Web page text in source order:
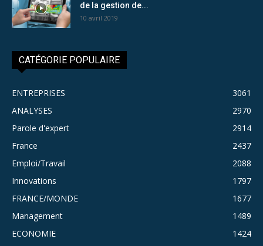
de la gestion de...
10 avril 2019
CATÉGORIE POPULAIRE
ENTREPRISES
3061
ANALYSES
2970
Parole d'expert
2914
France
2437
Emploi/Travail
2088
Innovations
1797
FRANCE/MONDE
1677
Management
1489
ECONOMIE
1424